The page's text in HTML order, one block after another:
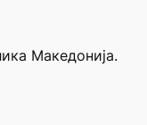
Македонија.